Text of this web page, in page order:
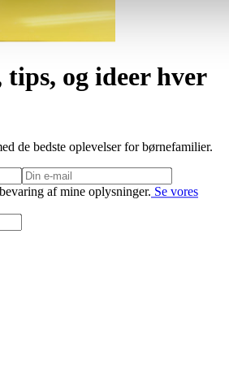
tips, og ideer hver
de bedste oplevelser for børnefamilier.
af mine oplysninger. Se vores